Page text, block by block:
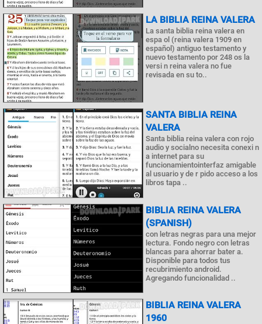
LA BIBLIA REINA VALERA
La santa biblia reina valera en
espa ol (reina valera 1909 en
español) antiguo testamento y
nuevo testamento por 248 os la
versi n reina valera no fue
revisada en su to..
SANTA BIBLIA REINA
VALERA
Santa biblia reina valera con rojo
audio y socialno necesita conexi n
a internet para su
funcionamientointerfaz amigable
al usuario y de r pido acceso a los
libros tapa ..
BIBLIA REINA VALERA
(SPANISH)
con letras negras para una mejor
lectura. Fondo negro con letras
blancas para ahorrar bater a.
Disponible para todos tus
recubrimiento android.
Agregando funcionalidad ..
BIBLIA REINA VALERA
1960